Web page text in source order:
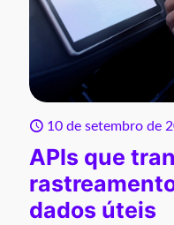
10 de setembro de
APIs que
dados úteis